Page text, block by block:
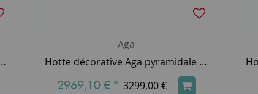
max.) Vert Anglais AGA-HOOD-890 PH-BRG
Aga
Hotte décorative Aga pyramidale 90cm 800m3/h (puissance max.) Bleu Salcombe AGA-HOOD-890 PH-SAL
2969,10 € * 3299,00 €